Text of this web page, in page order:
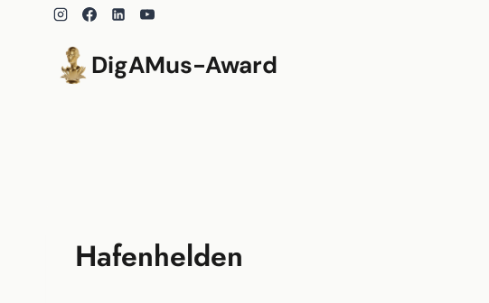
DigAMus-Award
Hafenhelden